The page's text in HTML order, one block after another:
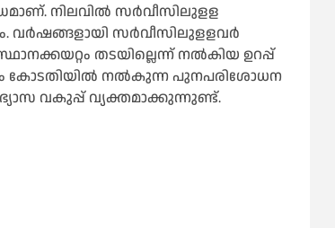
നിലവില്‍ സർവീസിലുളള
വർഷങ്ങളായി സർവീസിലുളളവർ
തടയില്ലെന്ന് നല്‍കിയ ഉറപ്പ്
കോടതിയില്‍ നല്‍കുന്ന പുനപരിശോധന
വകുപ്പ് വ്യക്തമാക്കുന്നുണ്ട്.